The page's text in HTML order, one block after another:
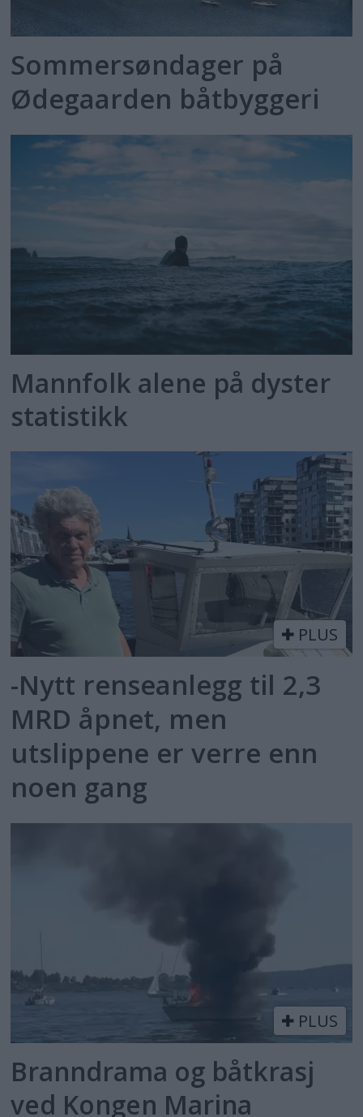
Sommersøndager på
Ødegaarden båtbyggeri
Mannfolk alene på dyster
statistikk
PLUS
-Nytt renseanlegg til 2,3
MRD åpnet, men
utslippene er verre enn
noen gang
PLUS
Branndrama og båtkrasj
ved Kongen Marina